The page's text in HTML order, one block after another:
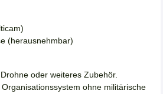
(herausnehmbar)
oder weiteres Zubehör.
ohne militärische